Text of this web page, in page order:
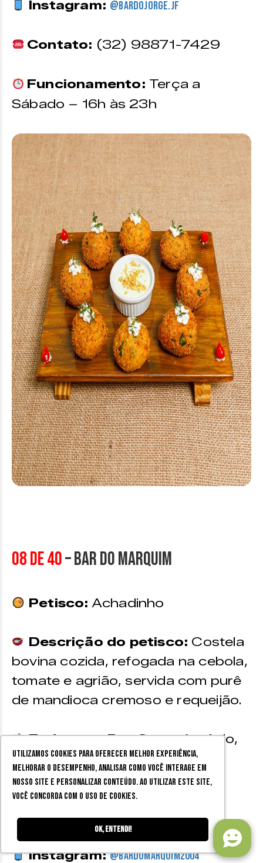
Utilizamos cookies para oferecer melhor experiência,
melhorar o desempenho, analisar como você interage em
nosso site e personalizar conteúdo. Ao utilizar este site,
você concorda com o uso de cookies.
Ok, entendi!
Instagram: @bardojorge.jf
Contato: (32) 98871-7429
Funcionamento: Terça a
Sábado – 16h às 23h
08 de 40– Bar do Marquim
Petisco: Achadinho
Descrição do petisco: Costela
bovina cozida, refogada na cebola,
tomate e agrião, servida com purê
de mandioca cremoso e requeijão.
Endereço:Rua Santo Antônio,
10 – Centro, Juiz de Fora
Contato:(32) 99117-1813 |
(32) 3215-2990
Instagram: @bardomarquim2004